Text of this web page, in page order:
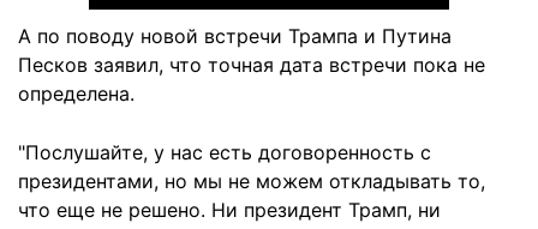
А по поводу новой встречи Трампа и Путина
Песков заявил, что точная дата встречи пока не
определена.
"Послушайте, у нас есть договоренность с
президентами, но мы не можем откладывать то,
что еще не решено. Ни президент Трамп, ни